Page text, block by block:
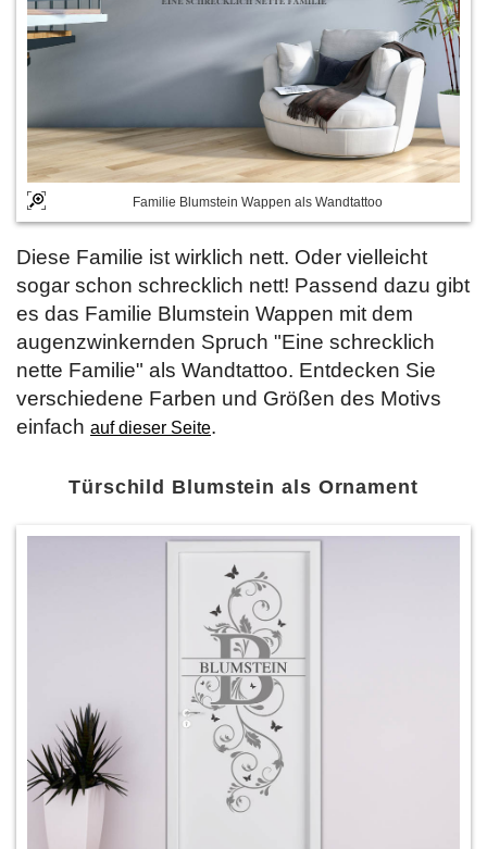
Familie Blumstein Wappen als Wandtattoo
Diese Familie ist wirklich nett. Oder vielleicht
sogar schon schrecklich nett! Passend dazu gibt
es das Familie Blumstein Wappen mit dem
augenzwinkernden Spruch "Eine schrecklich
nette Familie" als Wandtattoo. Entdecken Sie
verschiedene Farben und Größen des Motivs
einfach auf dieser Seite.
Türschild Blumstein als Ornament